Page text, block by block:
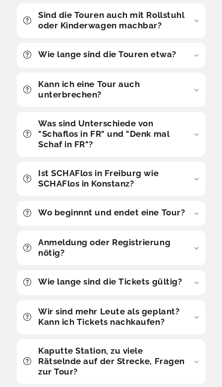
Sind die Touren auch mit Rollstuhl
oder Kinderwagen machbar?
Wie lange sind die Touren etwa?
Kann ich eine Tour auch
unterbrechen?
Was sind Unterschiede von
"Schaflos in FR" und "Denk mal
Schaf in FR"?
Ist SCHAFlos in Freiburg wie
SCHAFlos in Konstanz?
Wo beginnnt und endet eine Tour?
Anmeldung oder Registrierung
nötig?
Wie lange sind die Tickets gültig?
Wir sind mehr Leute als geplant?
Kann ich Tickets nachkaufen?
Kaputte Station, zu viele
Rätselnde auf der Strecke, Fragen
zur Tour?